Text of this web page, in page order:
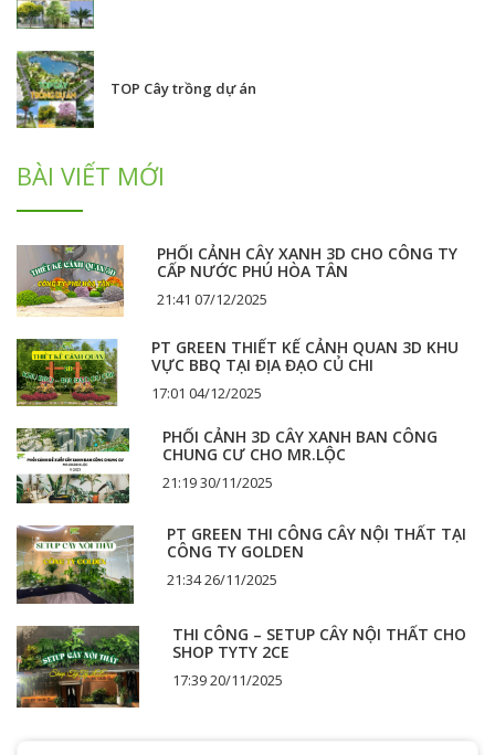
TOP Cây trồng dự án
BÀI VIẾT MỚI
PHỐI CẢNH CÂY XANH 3D CHO CÔNG TY
CẤP NƯỚC PHÚ HÒA TÂN
21:41 07/12/2025
PT GREEN THIẾT KẾ CẢNH QUAN 3D KHU
VỰC BBQ TẠI ĐỊA ĐẠO CỦ CHI
17:01 04/12/2025
PHỐI CẢNH 3D CÂY XANH BAN CÔNG
CHUNG CƯ CHO MR.LỘC
21:19 30/11/2025
PT GREEN THI CÔNG CÂY NỘI THẤT TẠI
CÔNG TY GOLDEN
21:34 26/11/2025
THI CÔNG – SETUP CÂY NỘI THẤT CHO
SHOP TYTY 2CE
17:39 20/11/2025